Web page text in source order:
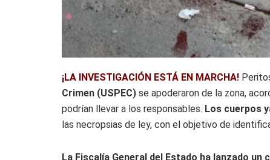
¡LA INVESTIGACIÓN ESTÁ EN MARCHA!
Crimen (USPEC) se apoderaron de la zona,
podrían llevar a los responsables. Los cuerpos
las necropsias de ley, con el objetivo de
La Fiscalía General del Estado ha lanzado un